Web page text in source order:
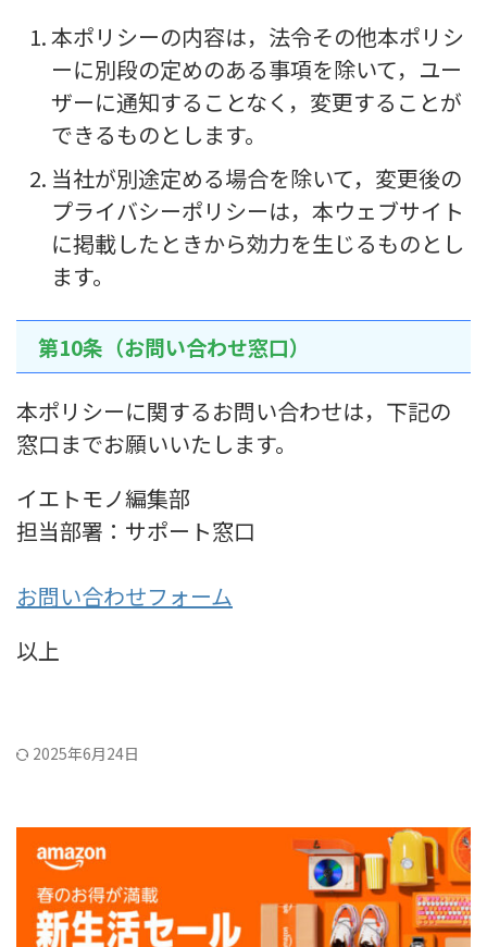
本ポリシーの内容は，法令その他本ポリシ
ーに別段の定めのある事項を除いて，ユー
ザーに通知することなく，変更することが
できるものとします。
当社が別途定める場合を除いて，変更後の
プライバシーポリシーは，本ウェブサイト
に掲載したときから効力を生じるものとし
ます。
第10条（お問い合わせ窓口）
本ポリシーに関するお問い合わせは，下記の
窓口までお願いいたします。
イエトモノ編集部
担当部署：サポート窓口
お問い合わせフォーム
以上
2025年6月24日